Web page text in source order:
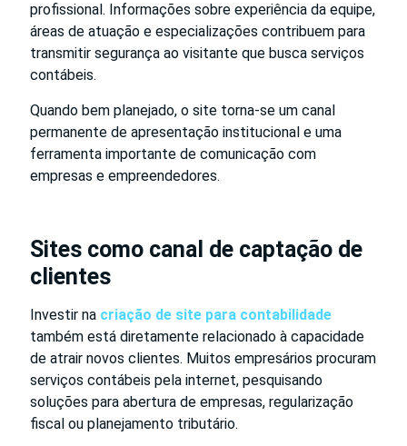
profissional. Informações sobre experiência da equipe,
áreas de atuação e especializações contribuem para
transmitir segurança ao visitante que busca serviços
contábeis.
Quando bem planejado, o site torna-se um canal
permanente de apresentação institucional e uma
ferramenta importante de comunicação com
empresas e empreendedores.
Sites como canal de captação de
clientes
Investir na criação de site para contabilidade
também está diretamente relacionado à capacidade
de atrair novos clientes. Muitos empresários procuram
serviços contábeis pela internet, pesquisando
soluções para abertura de empresas, regularização
fiscal ou planejamento tributário.